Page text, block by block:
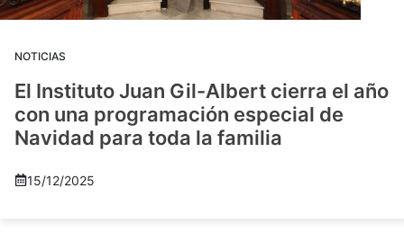
NOTICIAS
El Instituto Juan Gil-Albert cierra el año
con una programación especial de
Navidad para toda la familia
15/12/2025